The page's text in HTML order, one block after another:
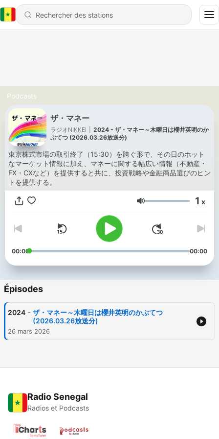
Podcasts
ザ・マネー
ラジオNIKKEI
2024 - ザ・マネー～木曜日は櫻井英明のか
ぶてつ (2026.03.26放送分)
東京株式市場の取引終了（15:30）を跨ぐ形で、その日のホット
なマーケット情報に加え、マネーに関する幅広い情報（不動産・
FX・CXなど）を提供すると共に、投資戦略や金融商品選びのヒン
トを提供する。
Volume 1 x
00:00 00:00
Épisodes
2024 - ザ・マネー～木曜日は櫻井英明のかぶてつ
(2026.03.26放送分)
26 mars 2026
Radio Senegal
Radios et Podcasts